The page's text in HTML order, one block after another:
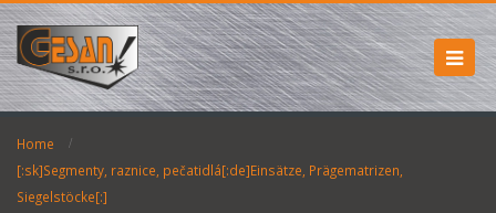
Home
[:sk]Segmenty, raznice, pečatidlá[:de]Einsätze, Prägematrizen,
Siegelstöcke[:]